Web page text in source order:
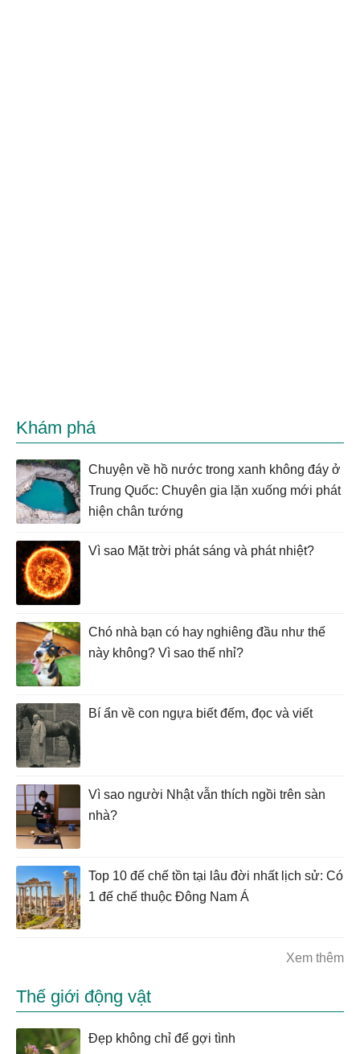
Khám phá
Chuyện về hồ nước trong xanh không đáy ở
Trung Quốc: Chuyên gia lặn xuống mới phát
hiện chân tướng
Vì sao Mặt trời phát sáng và phát nhiệt?
Chó nhà bạn có hay nghiêng đầu như thế
này không? Vì sao thế nhỉ?
Bí ẩn về con ngựa biết đếm, đọc và viết
Vì sao người Nhật vẫn thích ngồi trên sàn
nhà?
Top 10 đế chế tồn tại lâu đời nhất lịch sử: Có
1 đế chế thuộc Đông Nam Á
Xem thêm
Thế giới động vật
Đẹp không chỉ để gợi tình